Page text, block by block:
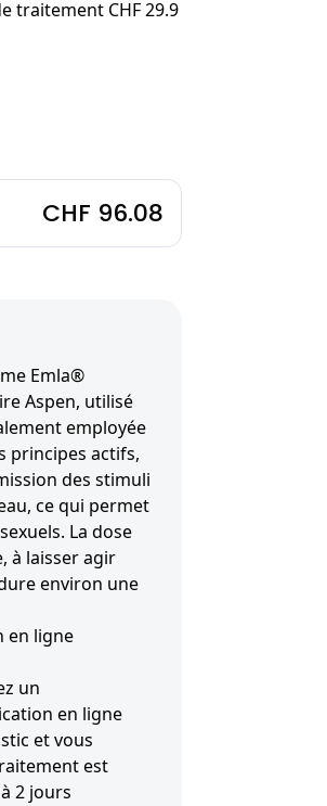
traitement CHF 29.9
CHF 96.08
Emla®
Aspen, utilisé
employée
principes actifs,
des stimuli
ce qui permet
La dose
à laisser agir
environ une
en ligne
un
en ligne
et vous
est
2 jours